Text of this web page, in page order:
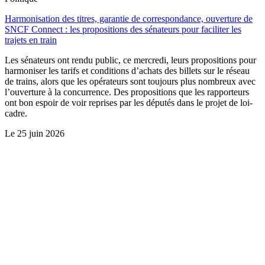
Harmonisation des titres, garantie de correspondance, ouverture de
SNCF Connect : les propositions des sénateurs pour faciliter les
trajets en train
Les sénateurs ont rendu public, ce mercredi, leurs propositions pour
harmoniser les tarifs et conditions d’achats des billets sur le réseau
de trains, alors que les opérateurs sont toujours plus nombreux avec
l’ouverture à la concurrence. Des propositions que les rapporteurs
ont bon espoir de voir reprises par les députés dans le projet de loi-
cadre.
Le 25 juin 2026